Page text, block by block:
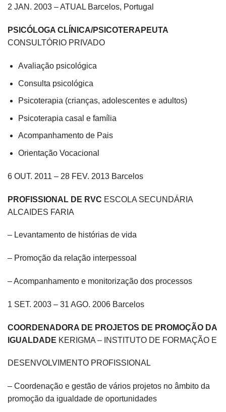
2 JAN. 2003 – ATUAL Barcelos, Portugal
PSICÓLOGA CLÍNICA/PSICOTERAPEUTA
CONSULTÓRIO PRIVADO
Avaliação psicológica
Consulta psicológica
Psicoterapia (crianças, adolescentes e adultos)
Psicoterapia casal e família
Acompanhamento de Pais
Orientação Vocacional
6 OUT. 2011 – 28 FEV. 2013 Barcelos
PROFISSIONAL DE RVC ESCOLA SECUNDÁRIA
ALCAIDES FARIA
– Levantamento de histórias de vida
– Promoção da relação interpessoal
– Acompanhamento e monitorização dos processos
1 SET. 2003 – 31 AGO. 2006 Barcelos
COORDENADORA DE PROJETOS DE PROMOÇÃO DA
IGUALDADE KERIGMA – INSTITUTO DE FORMAÇÃO E
DESENVOLVIMENTO PROFISSIONAL
– Coordenação e gestão de vários projetos no âmbito da
promoção da igualdade de oportunidades